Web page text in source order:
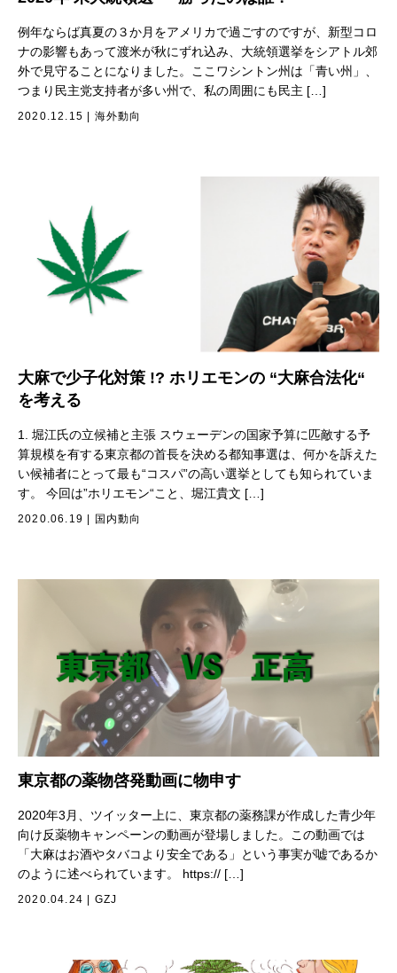
例年ならば真夏の３か月をアメリカで過ごすのですが、新型コロ
ナの影響もあって渡米が秋にずれ込み、大統領選挙をシアトル郊
外で見守ることになりました。ここワシントン州は「青い州」、
つまり民主党支持者が多い州で、私の周囲にも民主 […]
2020.12.15 海外動向
大麻で少子化対策 !? ホリエモンの “大麻合法化“
を考える
1. 堀江氏の立候補と主張 スウェーデンの国家予算に匹敵する予
算規模を有する東京都の首長を決める都知事選は、何かを訴えた
い候補者にとって最も“コスパ”の高い選挙としても知られていま
す。 今回は”ホリエモン“こと、堀江貴文 […]
2020.06.19 国内動向
東京都の薬物啓発動画に物申す
2020年3月、ツイッター上に、東京都の薬務課が作成した青少年
向け反薬物キャンペーンの動画が登場しました。この動画では
「大麻はお酒やタバコより安全である」という事実が嘘であるか
のように述べられています。 https:// […]
2020.04.24 GZJ